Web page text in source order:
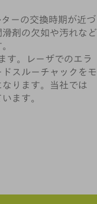
ーの交換時期が近づ
剤の欠如や汚れなど
す。レーザでのエラ
スルーチャックをモ
ります。当社では
ます。